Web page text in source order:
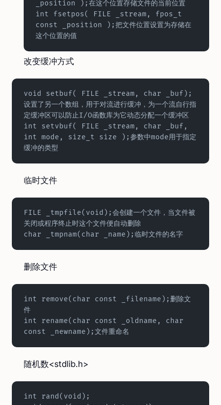
_position );在这个位置存储文件的当前位置
int fsetpos( FILE _stream, fpos_t
const _position );把文件位置设置为存储在
这个位置的值
改变缓冲方式
void setbuf( FILE _stream, char _buf);
设置了另一个数组，用于对流进行缓冲，为一个流自行指
int setvbuf( FILE _stream, char _buf,
int mode, size_t size );参数中mode用于指定
缓冲的类型
临时文件
FILE _tmpfile(void);会创建一个文件，当文件被
关闭或程序终止时这个文件便自动删除
char _tmpnam(char _name);临时文件的名字
删除文件
int remove(char const _filename);删除文
件
int rename(char const _oldname, char
const _newname);文件重命名
随机数<stdlib.h>
int rand(void);